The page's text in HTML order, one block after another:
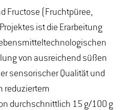
Fructose (Fruchtpüree,
ist die Erarbeitung
von ausreichend süßen
sensorischer Qualität und
reduziertem
durchschnittlich 15 g/100 g